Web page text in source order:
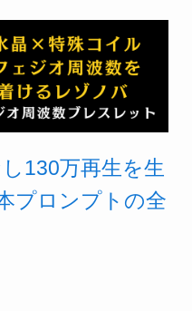
130万再生を生
プロンプトの全